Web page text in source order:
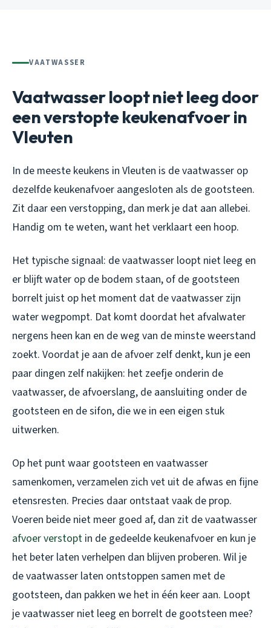
VAATWASSER
Vaatwasser loopt niet leeg door
een verstopte keukenafvoer in
Vleuten
In de meeste keukens in Vleuten is de vaatwasser op
dezelfde keukenafvoer aangesloten als de gootsteen.
Zit daar een verstopping, dan merk je dat aan allebei.
Handig om te weten, want het verklaart een hoop.
Het typische signaal: de vaatwasser loopt niet leeg en
er blijft water op de bodem staan, of de gootsteen
borrelt juist op het moment dat de vaatwasser zijn
water wegpompt. Dat komt doordat het afvalwater
nergens heen kan en de weg van de minste weerstand
zoekt. Voordat je aan de afvoer zelf denkt, kun je een
paar dingen zelf nakijken: het zeefje onderin de
vaatwasser, de afvoerslang, de aansluiting onder de
gootsteen en de sifon, die we in een eigen stuk
uitwerken.
Op het punt waar gootsteen en vaatwasser
samenkomen, verzamelen zich vet uit de afwas en fijne
etensresten. Precies daar ontstaat vaak de prop.
Voeren beide niet meer goed af, dan zit de vaatwasser
afvoer verstopt in de gedeelde keukenafvoer en kun je
het beter laten verhelpen dan blijven proberen. Wil je
de vaatwasser laten ontstoppen samen met de
gootsteen, dan pakken we het in één keer aan. Loopt
je vaatwasser niet leeg en borrelt de gootsteen mee?